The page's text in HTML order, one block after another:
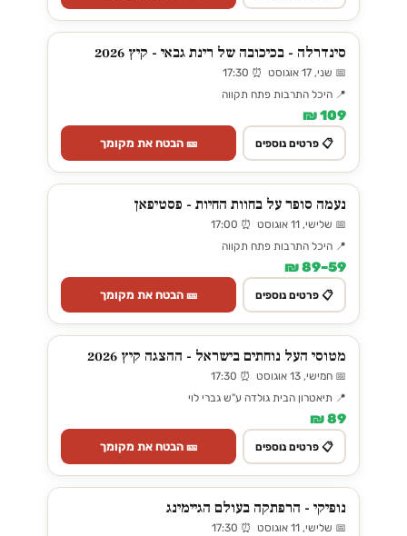
סינדרלה - בכיכובה של רינת גבאי - קיץ 2026
📅 שני, 17 אוגוסט ⏰ 17:30
📍 היכל התרבות פתח תקווה
109 ₪
📋 פרטים נוספים 🎫 הבטח את מקומך
נעמה סופר על בחוות החיות - פסטיפאן
📅 שלישי, 11 אוגוסט ⏰ 17:00
📍 היכל התרבות פתח תקווה
59–89 ₪
📋 פרטים נוספים 🎫 הבטח את מקומך
מטוסי העל נוחתים בישראל - ההצגה קיץ 2026
📅 חמישי, 13 אוגוסט ⏰ 17:30
📍 תיאטרון הבית גולדה ע"ש גברי לוי
89 ₪
📋 פרטים נוספים 🎫 הבטח את מקומך
נופיקי - הרפתקה בעולם הגיימינג
📅 שלישי, 11 אוגוסט ⏰ 17:30